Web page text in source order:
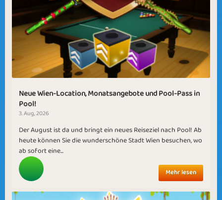
Neue Wien-Location, Monatsangebote und Pool-Pass in
Pool!
3. Aug, 2026
Der August ist da und bringt ein neues Reiseziel nach Pool! Ab
heute können Sie die wunderschöne Stadt Wien besuchen, wo
ab sofort eine...
Mehr lesen